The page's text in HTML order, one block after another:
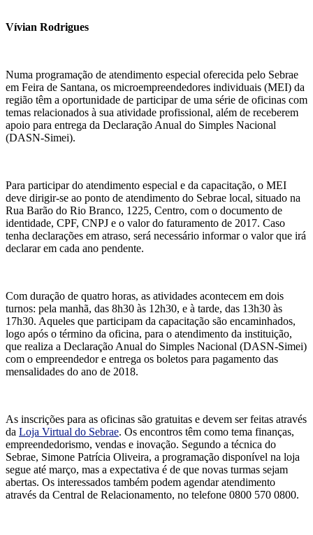
Vívian Rodrigues
Numa programação de atendimento especial oferecida pelo Sebrae
em Feira de Santana, os microempreendedores individuais (MEI) da
região têm a oportunidade de participar de uma série de oficinas com
temas relacionados à sua atividade profissional, além de receberem
apoio para entrega da Declaração Anual do Simples Nacional
(DASN-Simei).
Para participar do atendimento especial e da capacitação, o MEI
deve dirigir-se ao ponto de atendimento do Sebrae local, situado na
Rua Barão do Rio Branco, 1225, Centro, com o documento de
identidade, CPF, CNPJ e o valor do faturamento de 2017. Caso
tenha declarações em atraso, será necessário informar o valor que irá
declarar em cada ano pendente.
Com duração de quatro horas, as atividades acontecem em dois
turnos: pela manhã, das 8h30 às 12h30, e à tarde, das 13h30 às
17h30. Aqueles que participam da capacitação são encaminhados,
logo após o término da oficina, para o atendimento da instituição,
que realiza a Declaração Anual do Simples Nacional (DASN-Simei)
com o empreendedor e entrega os boletos para pagamento das
mensalidades do ano de 2018.
As inscrições para as oficinas são gratuitas e devem ser feitas através
da Loja Virtual do Sebrae. Os encontros têm como tema finanças,
empreendedorismo, vendas e inovação. Segundo a técnica do
Sebrae, Simone Patrícia Oliveira, a programação disponível na loja
segue até março, mas a expectativa é de que novas turmas sejam
abertas. Os interessados também podem agendar atendimento
através da Central de Relacionamento, no telefone 0800 570 0800.